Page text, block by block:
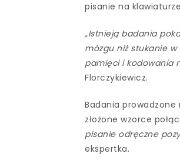
pisanie na
„Istnieją badania
mózgu niż stukanie
pamięci i kodowania
Florczykiewicz.
Badania prowadzone
złożone wzorce
pisanie odręczne
ekspertka.